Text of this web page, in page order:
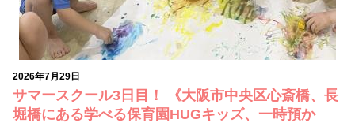
2026年7月29日
サマースクール3日目！ 《大阪市中央区心斎橋、長
堀橋にある学べる保育園HUGキッズ、一時預か